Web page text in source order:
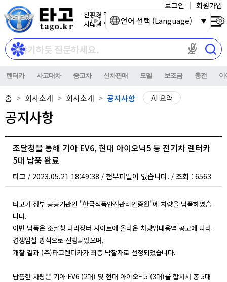
친환경 전기자동차
시대를 열어갑니다.
마이크 권한이
로그인 회원가입
렌터카 사고대차 중고차 신차판매 모델 보조금 충전 이
홈 회사소개 회사소개 공지사항 AI 요약
공지사항
조달청을 통해 기아 EV6, 현대 아이오닉5 등 전기차 렌터카
5대 납품 완료
타고 / 2023.05.21 18:49:38 / 첨부파일이 없습니다. / 조회 : 6563
타고가 정부 공공기관인 "한국식품안전관리인증원"에 차량을 납품하였습
니다.
이번 납품은 조달청 나라장터 사이트에 올라온 차량임대용역 공고에 따라
경쟁입찰 방식으로 진행되었으며,
개찰 결과 (주)타고렌터카가 최종 낙찰자로 선정되었습니다.
납품한 차량은 기아 EV6 (2대) 및 현대 아이오닉5 (3대)를 합쳐서 총 5대
언어 선택 (Language)